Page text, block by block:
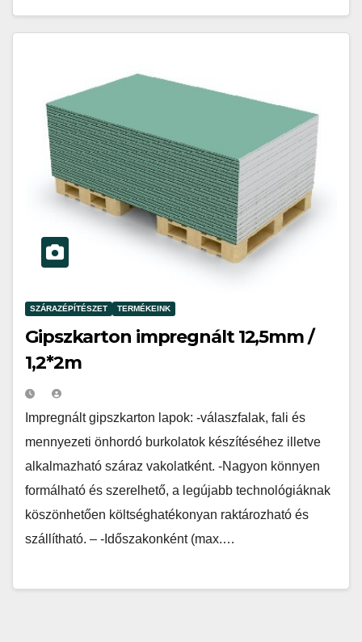
SZÁRAZÉPÍTÉSZET TERMÉKEINK
Gipszkarton impregnált 12,5mm /
1,2*2m
Impregnált gipszkarton lapok: -válaszfalak, fali és
mennyezeti önhordó burkolatok készítéséhez illetve
alkalmazható száraz vakolatként. -Nagyon könnyen
formálható és szerelhető, a legújabb technológiáknak
köszönhetően költséghatékonyan raktározható és
szállítható. – -Időszakonként (max.…